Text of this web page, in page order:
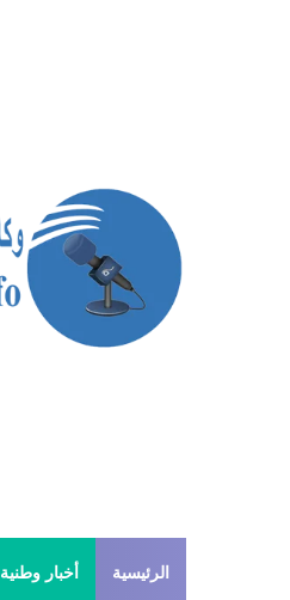
الرئيسية أخبار وطنية